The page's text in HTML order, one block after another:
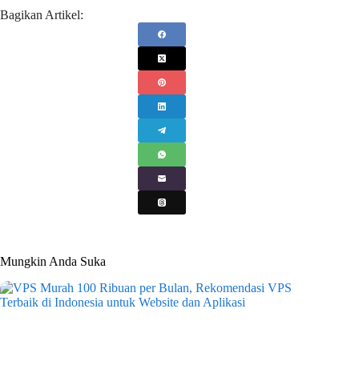
Bagikan Artikel:
Mungkin Anda Suka